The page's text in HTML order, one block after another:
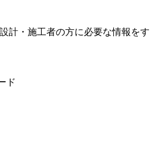
計・施工者の方に必要な情報をす
ド